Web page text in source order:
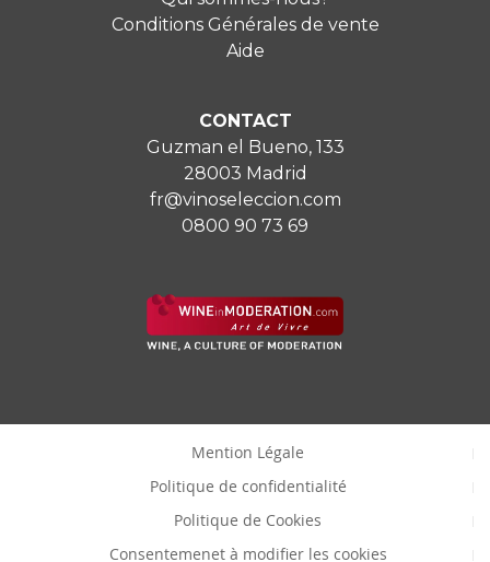
Conditions Générales de vente
Aide
CONTACT
Guzman el Bueno, 133
28003 Madrid
fr@vinoseleccion.com
0800 90 73 69
Mention Légale
Politique de confidentialité
Politique de Cookies
Consentemenet à modifier les cookies